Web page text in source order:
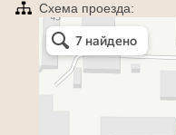
Схема проезда:
Яндекс Карты
Радужный — Яндекс Карты